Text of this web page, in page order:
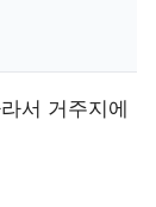
서 거주지에